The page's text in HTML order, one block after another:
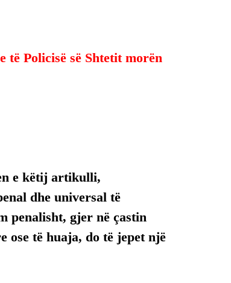
të Policisë së Shtetit morën
e këtij artikulli,
dhe universal të
penalisht, gjer në çastin
të huaja, do të jepet një